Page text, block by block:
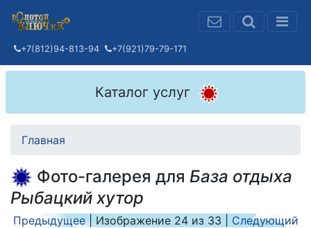
+7(812)94-813-94 +7(921)79-79-171
Каталог услуг
Главная
Фото-галерея для База отдыха
Рыбацкий хутор
Предыдущее| Изображение 24из 33 Следующий